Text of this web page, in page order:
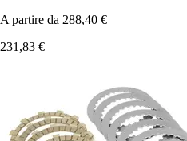
A partire da 288,40 €
231,83 €